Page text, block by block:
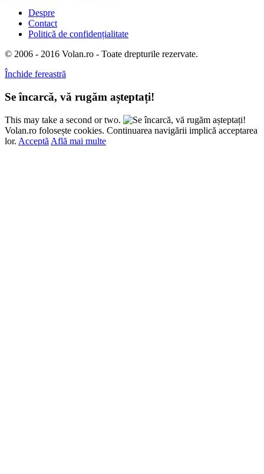
Despre
Contact
Politică de confidențialitate
© 2006 - 2016 Volan.ro - Toate drepturile rezervate.
Închide fereastră
Se încarcă, vă rugăm așteptați!
This may take a second or two.
Volan.ro folosește cookies. Continuarea navigării implică acceptarea
lor. Acceptă Află mai multe